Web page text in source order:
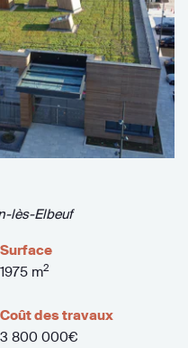
lès-Elbeuf
Surface
1975 m2
Coût des travaux
3 800 000€